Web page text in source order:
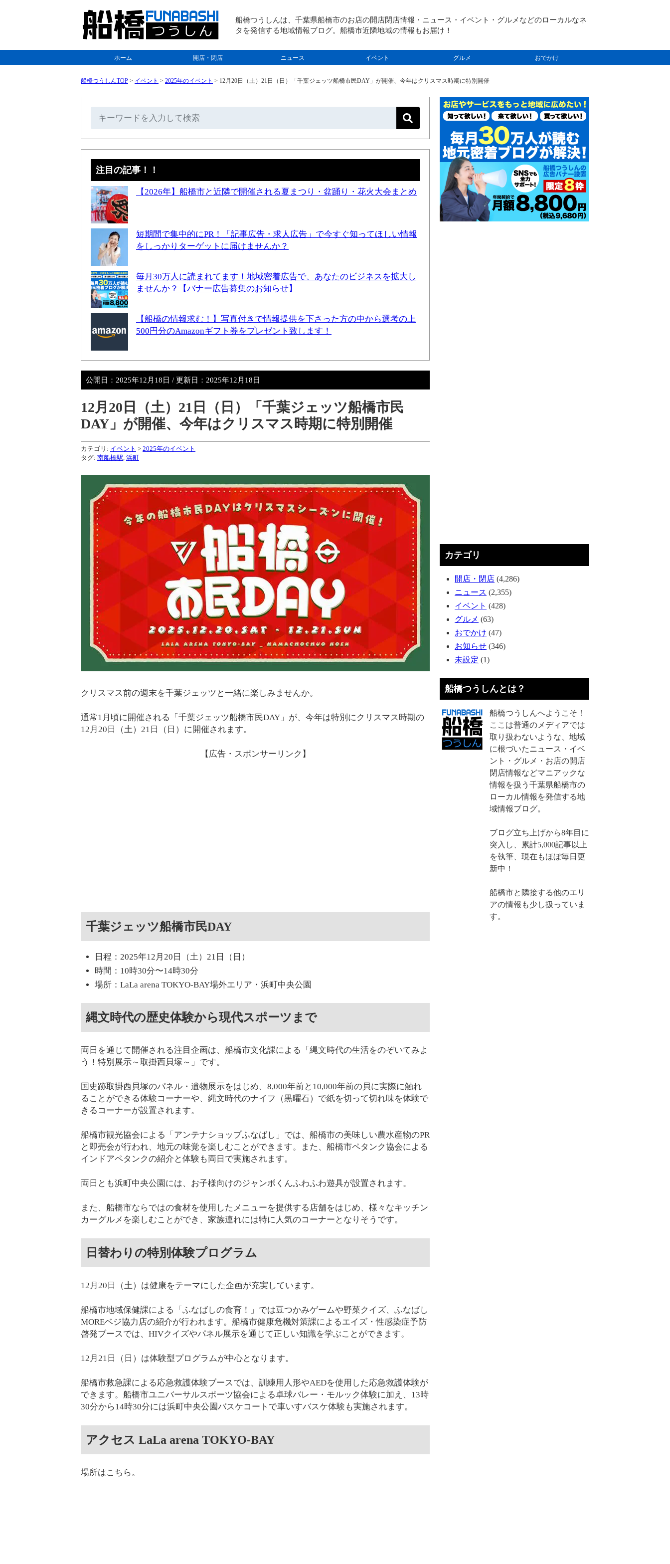
船橋つうしんは、千葉県船橋市のお店の開店閉店情報・ニュース・イベント・グルメなどのローカルなネ
タを発信する地域情報ブログ。船橋市近隣地域の情報もお届け！
ホーム 開店・閉店 ニュース イベント グルメ おでかけ
船橋つうしんTOP > イベント > 2025年のイベント > 12月20日（土）21日（日）「千葉ジェッツ船橋市民DAY」が開催、今年はクリスマス時期に特別開催
注目の記事！！
【2026年】船橋市と近隣で開催される夏まつり・盆踊り・花火大会まとめ
短期間で集中的にPR！「記事広告・求人広告」で今すぐ知ってほしい情報
をしっかりターゲットに届けませんか？
毎月30万人に読まれてます！地域密着広告で、あなたのビジネスを拡大し
ませんか？【バナー広告募集のお知らせ】
【船橋の情報求む！】写真付きで情報提供を下さった方の中から選考の上
500円分のAmazonギフト券をプレゼント致します！
公開日： 2025年12月18日 / 更新日： 2025年12月18日
12月20日（土）21日（日）「千葉ジェッツ船橋市民
DAY」が開催、今年はクリスマス時期に特別開催
カテゴリ: イベント > 2025年のイベント
タグ: 南船橋駅 浜町
クリスマス前の週末を千葉ジェッツと一緒に楽しみませんか。
通常1月頃に開催される「千葉ジェッツ船橋市民DAY」が、今年は特別にクリスマス時期の
12月20日（土）21日（日）に開催されます。
【広告・スポンサーリンク】
千葉ジェッツ船橋市民DAY
日程：2025年12月20日（土）21日（日）
時間：10時30分〜14時30分
場所：LaLa arena TOKYO-BAY場外エリア・浜町中央公園
縄文時代の歴史体験から現代スポーツまで
両日を通じて開催される注目企画は、船橋市文化課による「縄文時代の生活をのぞいてみよ
う！特別展示～取掛西貝塚～」です。
国史跡取掛西貝塚のパネル・遺物展示をはじめ、8,000年前と10,000年前の貝に実際に触れ
ることができる体験コーナーや、縄文時代のナイフ（黒曜石）で紙を切って切れ味を体験で
きるコーナーが設置されます。
船橋市観光協会による「アンテナショップふなばし」では、船橋市の美味しい農水産物のPR
と即売会が行われ、地元の味覚を楽しむことができます。また、船橋市ペタンク協会による
インドアペタンクの紹介と体験も両日で実施されます。
両日とも浜町中央公園には、お子様向けのジャンボくんふわふわ遊具が設置されます。
また、船橋市ならではの食材を使用したメニューを提供する店舗をはじめ、様々なキッチン
カーグルメを楽しむことができ、家族連れには特に人気のコーナーとなりそうです。
日替わりの特別体験プログラム
12月20日（土）は健康をテーマにした企画が充実しています。
船橋市地域保健課による「ふなばしの食育！」では豆つかみゲームや野菜クイズ、ふなばし
MOREベジ協力店の紹介が行われます。船橋市健康危機対策課によるエイズ・性感染症予防
啓発ブースでは、HIVクイズやパネル展示を通じて正しい知識を学ぶことができます。
12月21日（日）は体験型プログラムが中心となります。
船橋市救急課による応急救護体験ブースでは、訓練用人形やAEDを使用した応急救護体験が
できます。船橋市ユニバーサルスポーツ協会による卓球バレー・モルック体験に加え、13時
30分から14時30分には浜町中央公園バスケコートで車いすバスケ体験も実施されます。
アクセス LaLa arena TOKYO-BAY
場所はこちら。
カテゴリ
開店・閉店 (4,286)
ニュース (2,355)
イベント (428)
グルメ (63)
おでかけ (47)
お知らせ (346)
未設定 (1)
船橋つうしんとは？
船橋つうしんへようこそ！
ここは普通のメディアでは
取り扱わないような、地域
に根づいたニュース・イベ
ント・グルメ・お店の開店
閉店情報などマニアックな
情報を扱う千葉県船橋市の
ローカル情報を発信する地
域情報ブログ。
ブログ立ち上げから8年目に
突入し、累計5,000記事以上
を執筆、現在もほぼ毎日更
新中！
船橋市と隣接する他のエリ
アの情報も少し扱っていま
す。